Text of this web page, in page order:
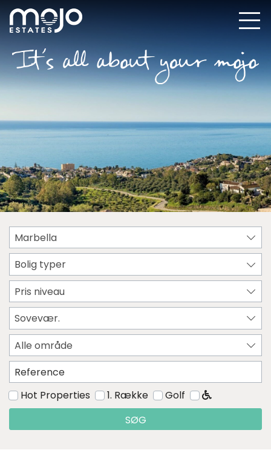
Marbella
Bolig typer
Pris niveau
Sovevær.
Alle område
Hot Properties 1. Række
Golf
SØG